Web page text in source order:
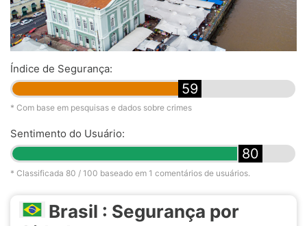
Índice de Segurança:
59
* Com base em pesquisas e dados sobre crimes
Sentimento do Usuário:
80
* Classificada 80 / 100 baseado em 1 comentários de usuários.
Brasil : Segurança por